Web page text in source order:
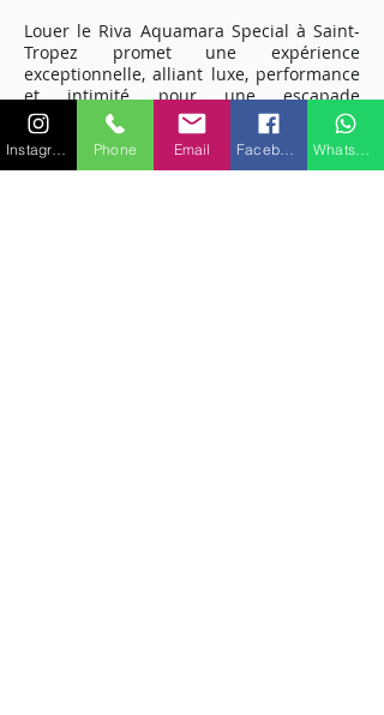
Louer le Riva Aquamara Special à Saint-
Tropez promet une expérience
exceptionnelle, alliant luxe, performance
et intimité pour une escapade
mémorable sur la Méditerranée.
Embarquez pour une aventure maritime
unique et découvrez la magie de la Côte
Phone Email